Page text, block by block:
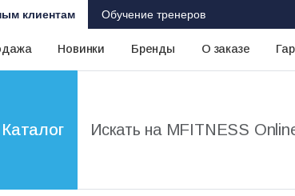
клиентам Обучение тренеров
Новинки Бренды О заказе
Каталог